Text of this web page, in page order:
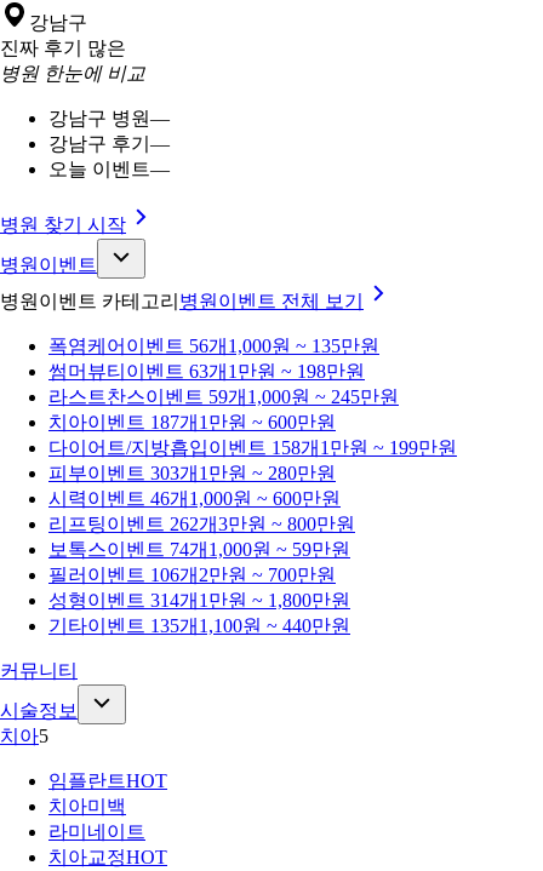
강남구
진짜 후기 많은
병원 한눈에 비교
강남구 병원—
강남구 후기 —
오늘 이벤트—
병원 찾기 시작
병원이벤트
병원이벤트 카테고리 병원이벤트 전체 보기
폭염케어 이벤트 56개 1,000원 ~ 135만원
썸머뷰티 이벤트 63개 1만원 ~ 198만원
라스트찬스이벤트 59개 1,000원 ~ 245만원
치아이벤트 187개 1만원 ~ 600만원
다이어트/지방흡입이벤트 158개 1만원 ~ 199만원
피부이벤트 303개 1만원 ~ 280만원
시력이벤트 46개 1,000원 ~ 600만원
리프팅이벤트 262개3만원 ~ 800만원
보톡스이벤트 74개 1,000원 ~ 59만원
필러 이벤트 106개 2만원 ~ 700만원
성형이벤트 314개 1만원 ~ 1,800만원
기타이벤트 135개 1,100원 ~ 440만원
커뮤니티
시술정보
치아5
임플란트HOT
치아미백
라미네이트
치아교정HOT